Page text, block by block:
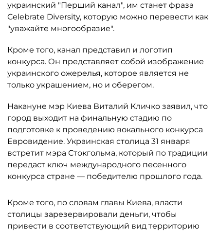
украинский "Перший канал", им станет фраза
Celebrate Diversity, которую можно перевести как
"уважайте многообразие".
Кроме того, канал представил и логотип
конкурса. Он представляет собой изображение
украинского ожерелья, которое является не
только украшением, но и оберегом.
Накануне мэр Киева Виталий Кличко заявил, что
город выходит на финальную стадию по
подготовке к проведению вокального конкурса
Евровидение. Украинская столица 31 января
встретит мэра Стокгольма, который по традиции
передаст ключ международного песенного
конкурса стране — победителю прошлого года.
Кроме того, по словам главы Киева, власти
столицы зарезервировали деньги, чтобы
привести в соответствующий вид территорию